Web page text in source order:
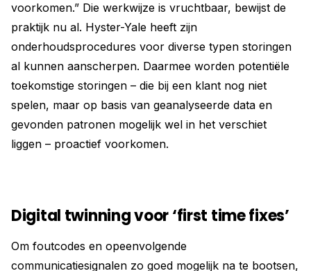
voorkomen.” Die werkwijze is vruchtbaar, bewijst de
praktijk nu al. Hyster-Yale heeft zijn
onderhoudsprocedures voor diverse typen storingen
al kunnen aanscherpen. Daarmee worden potentiële
toekomstige storingen – die bij een klant nog niet
spelen, maar op basis van geanalyseerde data en
gevonden patronen mogelijk wel in het verschiet
liggen – proactief voorkomen.
Digital twinning voor ‘first time fixes’
Om foutcodes en opeenvolgende
communicatiesignalen zo goed mogelijk na te bootsen,